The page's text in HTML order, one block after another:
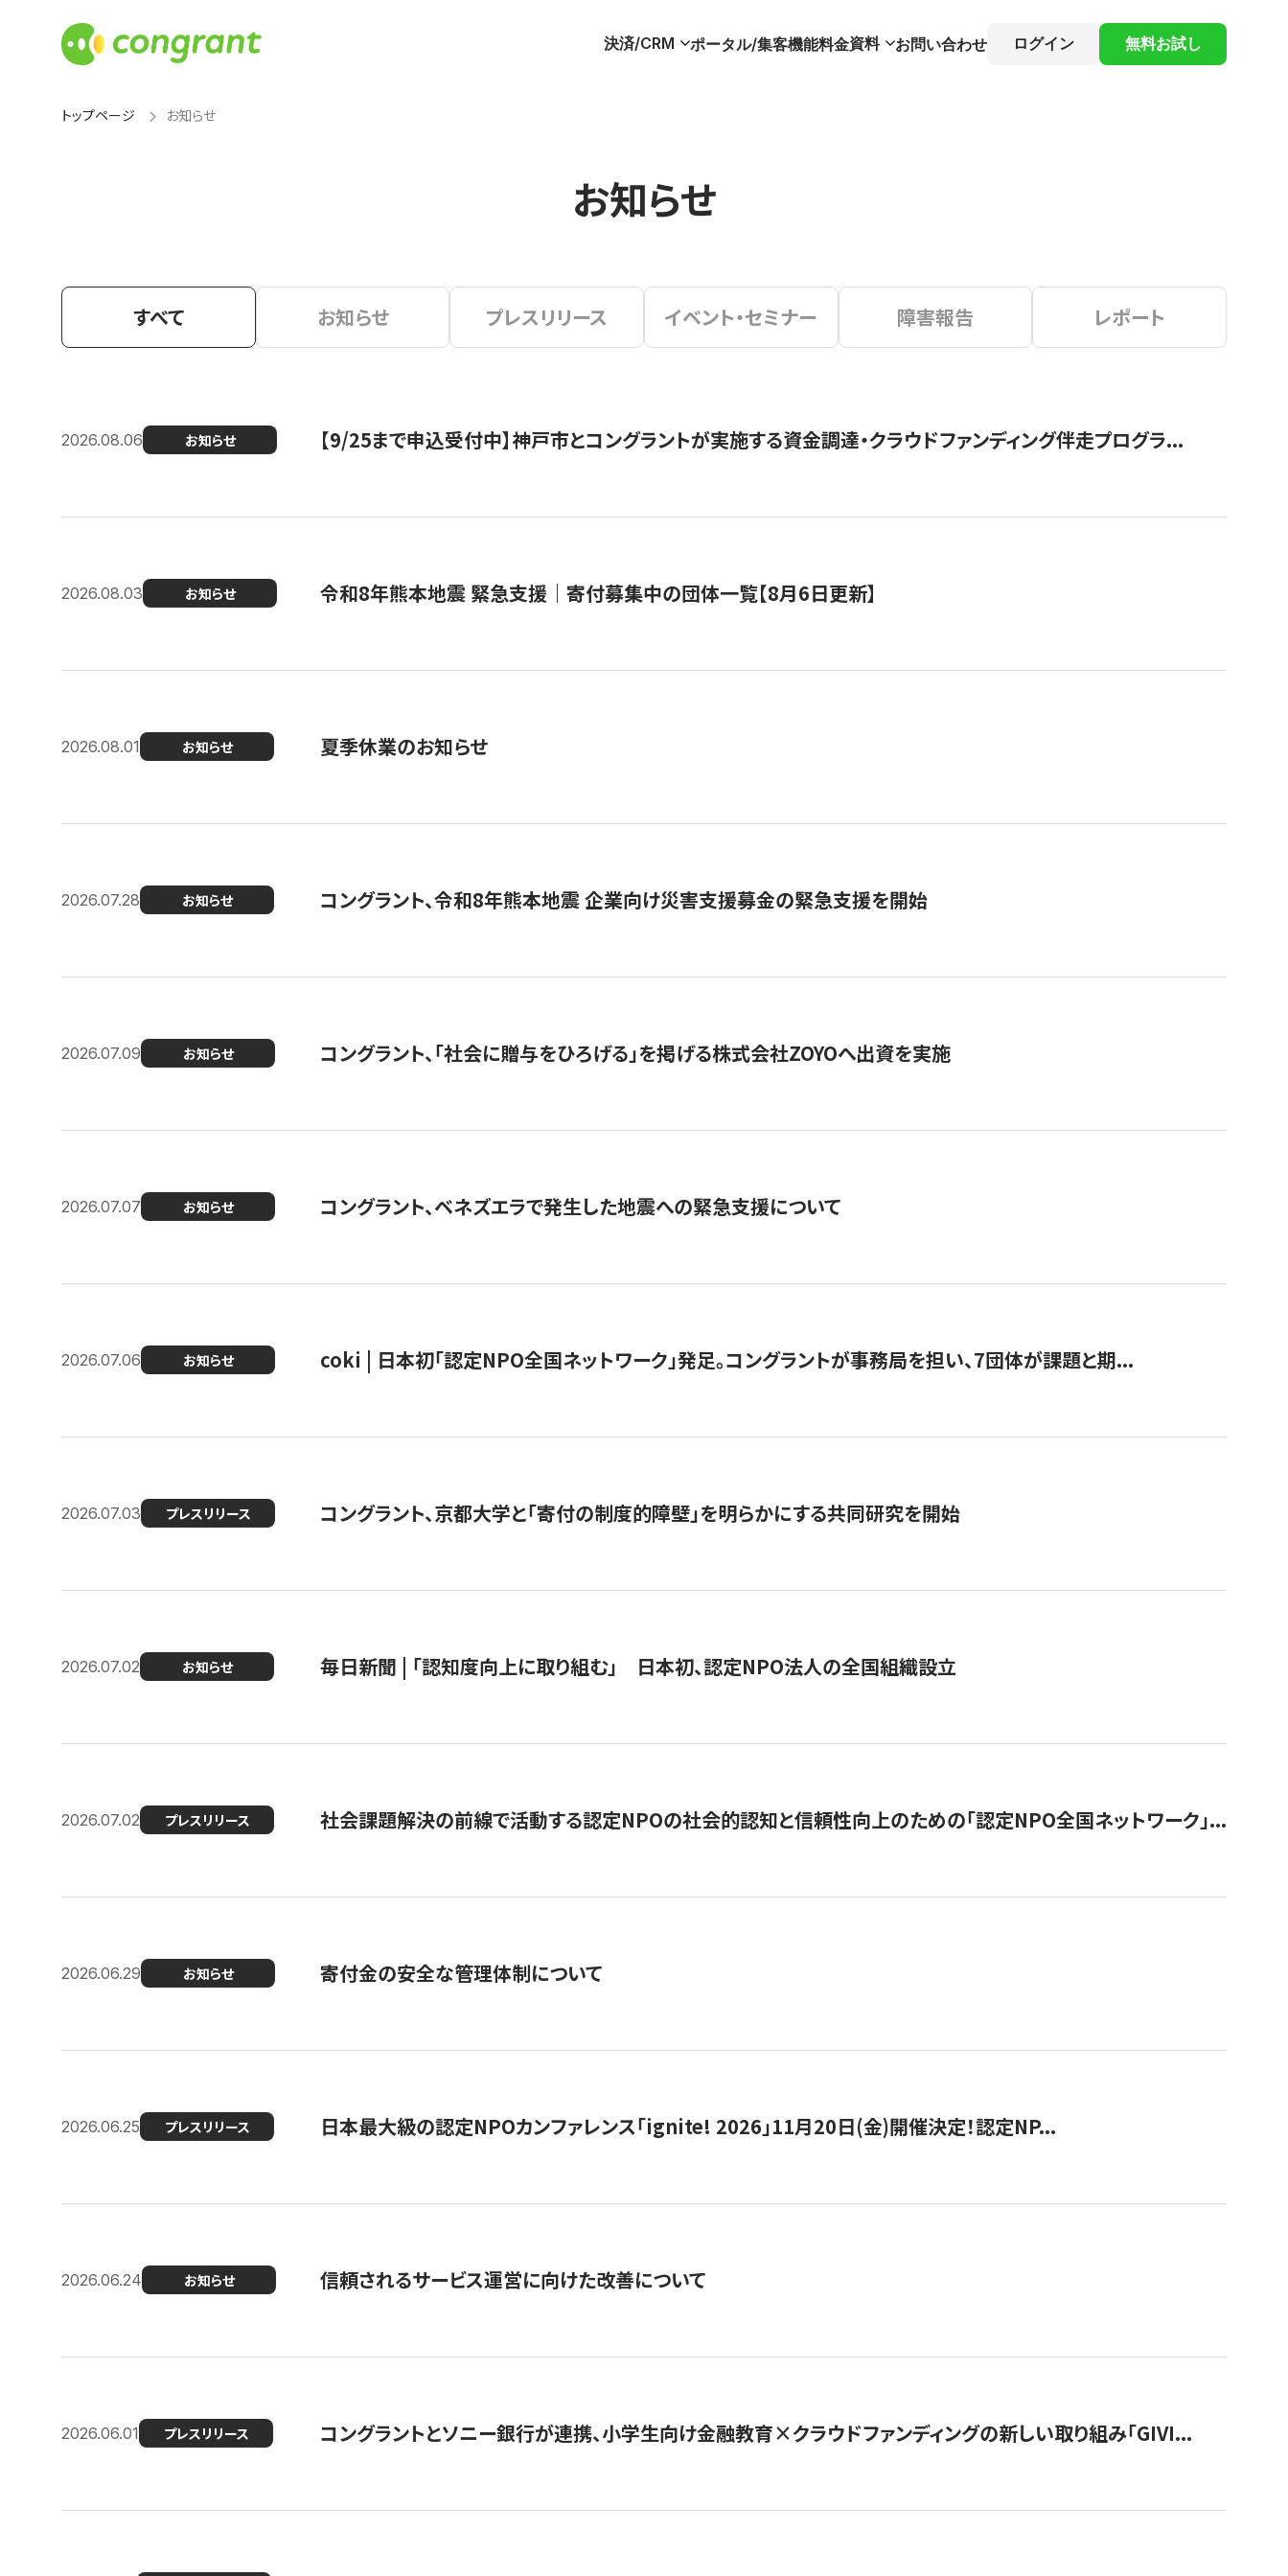
決済/CRM ポータル/集客機能料金資料 お問い合わせ ログイン 無料お試し
トップページ お知らせ
お知らせ
すべて お知らせ プレスリリース イベント・セミナー 障害報告 レポート
2026.08.06 お知らせ 【9/25まで申込受付中】神戸市とコングラントが実施する資金調達・クラウドファンディング伴走プログラ...
2026.08.03 お知らせ 令和8年熊本地震 緊急支援｜寄付募集中の団体一覧【8月6日更新】
2026.08.01 お知らせ 夏季休業のお知らせ
2026.07.28 お知らせ コングラント、令和8年熊本地震 企業向け災害支援募金の緊急支援を開始
2026.07.09 お知らせ コングラント、「社会に贈与をひろげる」を掲げる株式会社ZOYOへ出資を実施
2026.07.07 お知らせ コングラント、ベネズエラで発生した地震への緊急支援について
2026.07.06 お知らせ coki | 日本初「認定NPO全国ネットワーク」発足。コングラントが事務局を担い、7団体が課題と期...
2026.07.03 プレスリリース コングラント、京都大学と「寄付の制度的障壁」を明らかにする共同研究を開始
2026.07.02 お知らせ 毎日新聞 | 「認知度向上に取り組む」 日本初、認定NPO法人の全国組織設立
2026.07.02 プレスリリース 社会課題解決の前線で活動する認定NPOの社会的認知と信頼性向上のための「認定NPO全国ネットワーク」...
2026.06.29 お知らせ 寄付金の安全な管理体制について
2026.06.25 プレスリリース 日本最大級の認定NPOカンファレンス「ignite! 2026」11月20日(金)開催決定！認定NP...
2026.06.24 お知らせ 信頼されるサービス運営に向けた改善について
2026.06.01 プレスリリース コングラントとソニー銀行が連携、小学生向け金融教育×クラウドファンディングの新しい取り組み「GIVI...